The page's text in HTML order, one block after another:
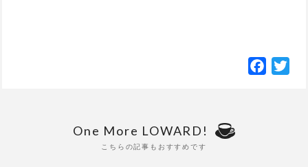
One More LOWARD!
こちらの記事もおすすめです